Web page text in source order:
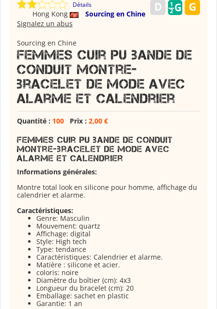
Détails
Hong Kong
Sourcing en Chine
Signalez un abus
Sourcing en Chine
Femmes cuir PU bande de
conduit montre-
bracelet de mode avec
alarme et calendrier
Quantité : 100 Prix : 2,00 €
femmes cuir PU bande de conduit
montre-bracelet de mode avec
alarme et calendrier
Informations générales:
Montre total look en silicone pour homme, affichage du
calendrier et alarme.
Caractéristiques:
Genre: Masculin
Mouvement: quartz
Affichage: digital
Style: High tech
Type: tendance
Caractéristiques: Calendrier et alarme.
Matière : silicone et acier.
coloris: noire
Diamètre du boîtier (cm): 4x3
Longueur du bracelet (cm): 20
Emballage: sachet en plastic
Garantie: 1 an